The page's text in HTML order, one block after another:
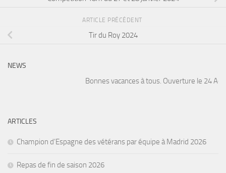
ARTICLE PRÉCÉDENT
Tir du Roy 2024
NEWS
Bonnes vacances à tous. Ouverture le 24
ARTICLES
Champion d’Espagne des vétérans par équipe à Madrid 2026
Repas de fin de saison 2026